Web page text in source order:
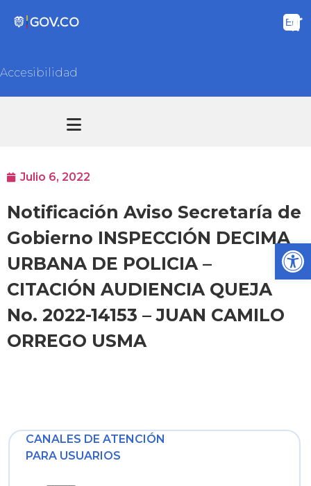
Accesibilidad
Julio 6, 2022
Notificación Aviso Secretaría de
Gobierno INSPECCIÓN DECIMA
URBANA DE POLICIA –
CITACIÓN AUDIENCIA QUEJA
No. 2022-14153 – JUAN CAMILO
ORREGO USMA
CANALES DE ATENCIÓN
PARA USUARIOS